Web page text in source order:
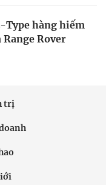
Type hàng hiếm
Rover
trị